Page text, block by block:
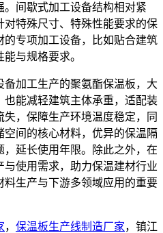
间歇式加工设备结构相对紧
特殊尺寸、特殊性能要求的保
专项加工设备，比如贴合建筑
与规格要求。
加工生产的聚氨酯保温板，大
能减轻建筑主体承重，适配装
，保障生产环境温度稳定，同
间的核心材料，优异的保温隔
延长使用年限。除此之外，在
使用需求，助力保温建材行业
生产与下游多领域应用的重要
， 保温板生产线制造厂家，镇江